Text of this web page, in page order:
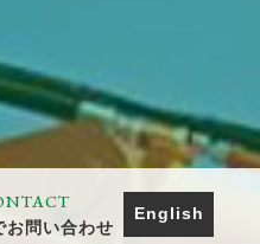
お問い合わせ
English